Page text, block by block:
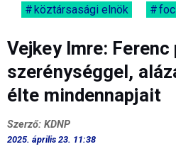
köztársasági elnök
Vejkey Imre: Ferenc
szerénységgel,
élte mindennapjait
Szerző: KDNP
2025. április 23. 11:38